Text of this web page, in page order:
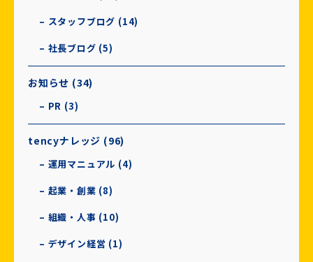
– スタッフブログ (14)
– 社長ブログ (5)
お知らせ (34)
– PR (3)
tencyナレッジ (96)
– 運用マニュアル (4)
– 起業・創業 (8)
– 組織・人事 (10)
– デザイン経営 (1)